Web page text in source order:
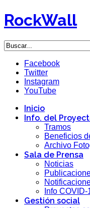
RockWall
Facebook
Twitter
Instagram
YouTube
Inicio
Info. del
Tramos
Beneficios
Archivo
Sala de Prensa
Noticias
Info COVID-
Gestión social